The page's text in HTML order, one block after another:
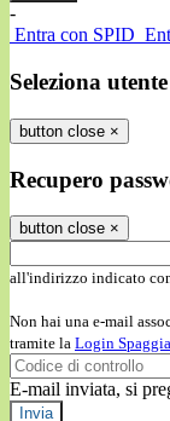
-
Entra con SPID
Seleziona utente
button close ×
Recupero
button close ×
all'indirizzo indicato
Non hai una e-mail
tramite la Login
E-mail inviata, si